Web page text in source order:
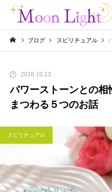
ブログ スピリチュアル パ
2016.10.13
パワーストーンとの相
まつわる５つのお話
スピリチュアル